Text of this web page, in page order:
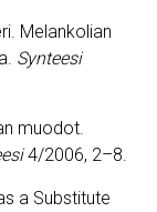
Melankolian
Synteesi
muodot.
4/2006, 2–8.
a Substitute